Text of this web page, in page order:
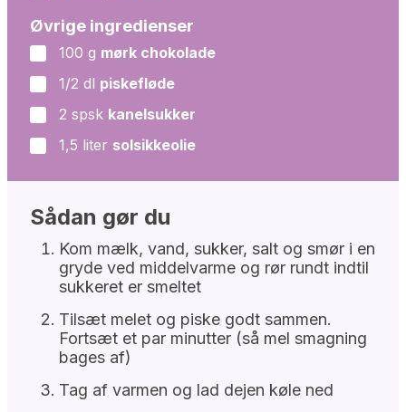
Øvrige ingredienser
▢
100 g mørk chokolade
▢
1/2 dl piskefløde
▢
2 spsk kanelsukker
▢
1,5 liter solsikkeolie
Sådan gør du
Kom mælk, vand, sukker, salt og smør i en
gryde ved middelvarme og rør rundt indtil
sukkeret er smeltet
Tilsæt melet og piske godt sammen.
Fortsæt et par minutter (så mel smagning
bages af)
Tag af varmen og lad dejen køle ned